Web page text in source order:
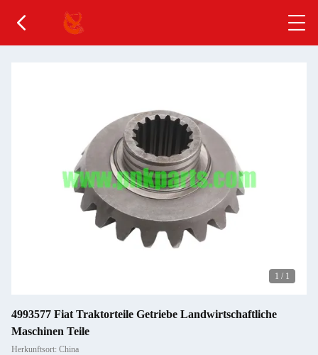
1 / 1
4993577 Fiat Traktorteile Getriebe Landwirtschaftliche
Maschinen Teile
Herkunftsort: China